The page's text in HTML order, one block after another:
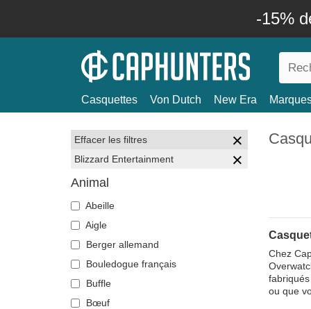
-15%
Casquettes Von Dutch New Era
Effacer les filtres
Blizzard Entertainment
Animal
Abeille
Aigle
Berger allemand
Bouledogue français
Buffle
Bœuf
Chez
ou que